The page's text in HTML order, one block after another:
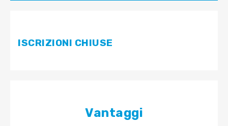
ISCRIZIONI CHIUSE
Vantaggi